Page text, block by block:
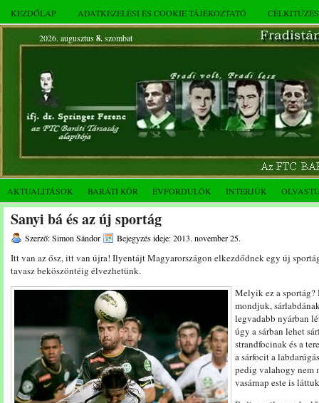
KEZDŐLAP ADATKEZELÉSI ÉS COOKIE TÁJÉKOZTATÓ
2026. augusztus 8.szombat
AKTUALITÁSOK BARÁTI KÖR ÉVFORDULÓK INTERJÚK
Sanyi bá és az új sportág
Szerző: Simon Sándor Bejegyzés ideje: 2013. november 25.
Itt van az ősz, itt van újra! Ilyentájt Magyarországon elkezdődnek egy új
tavasz beköszöntéig élvezhetünk.
Melyik ez a sportág?
mondjuk,
legvadabb nyárban
úgy a sárban lehet
strandfocinak és a
a sárfocit a
pedig valahogy nem
vasárnap este is